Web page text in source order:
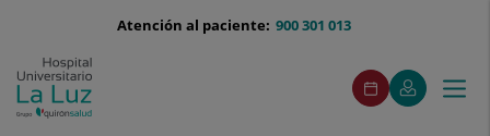
menu-
900 301 013
Atención al paciente:
menu
acceso
Pedir
cita
Este
enlace
se
Mi
Quirónsalud
Este
enlace
se
Menú